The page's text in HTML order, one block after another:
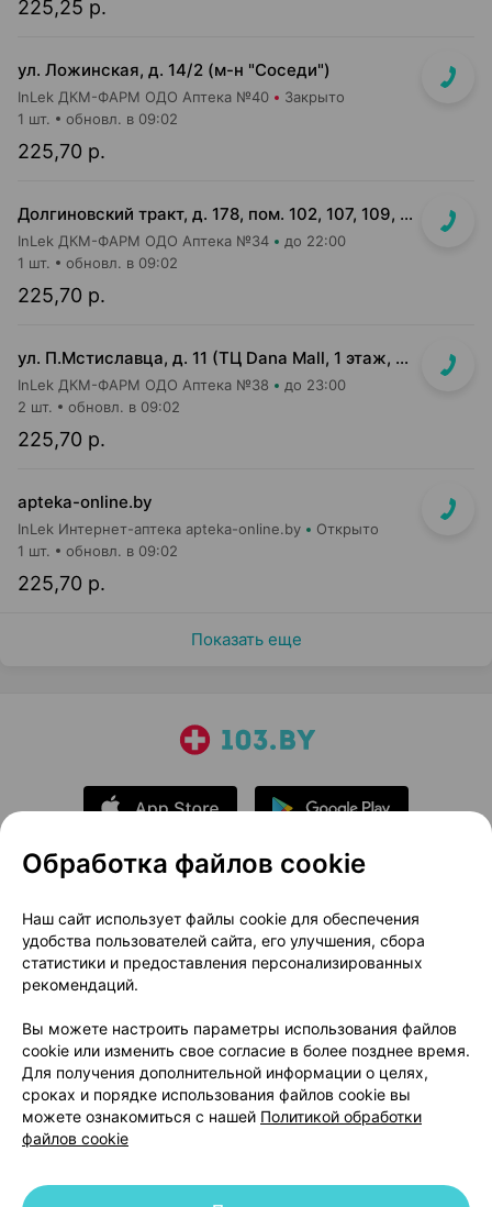
225,25 р.
ул. Ложинская, д. 14/2 (м-н "Соседи")
InLek ДКМ-ФАРМ ОДО Аптека №40 Закрыто
225,70 р.
1 шт. обновл. в 09:02
Долгиновский тракт, д. 178, пом. 102, 107, 109, 112, 114 (ТЦ "ALL")
InLek ДКМ-ФАРМ ОДО Аптека №34 до 22:00
225,70 р.
1 шт. обновл. в 09:02
ул. П.Мстиславца, д. 11 (ТЦ Dana Mall, 1 этаж, вход напротив инфоцентра м-на Green)
InLek ДКМ-ФАРМ ОДО Аптека №38 до 23:00
225,70 р.
2 шт. обновл. в 09:02
apteka-online.by
InLek Интернет-аптека apteka-online.by Открыто
225,70 р.
1 шт. обновл. в 09:02
Показать еще
О проекте
Новости проекта
Размещение рекламы
Медицинский маркетинг
Публичный договор
Доставка
Способы оплаты
Вакансии
Партнеры
Написать руководителю 103.by
Написать в поддержку
Персональные настройки Cookie
Обработка файлов cookie
Наш сайт использует файлы cookie для обеспечения
удобства пользователей сайта, его улучшения, сбора
статистики и предоставления персонализированных
рекомендаций.
Вы можете настроить параметры использования файлов
cookie или изменить свое согласие в более позднее время.
Для получения дополнительной информации о целях,
сроках и порядке использования файлов cookie вы
можете ознакомиться с нашей Политикой обработки
файлов cookie